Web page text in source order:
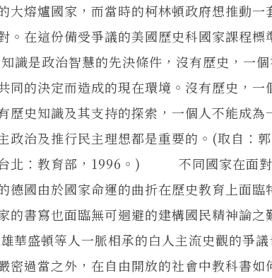
熔爐國家，而當時的柯林頓政府想推動一
。在這份備受爭議的美國歷史科國家課程標
是政治智慧的先決條件，沒有歷史，一個
的決定而造成的現在環境。沒有歷史，一
史知識及其支持的探索，一個人不能成為
政治及推行民主理想都是重要的。(取自：
北：教育部，1996。) 不同國家在面
國由於國家命運的曲折在歷史教育上面臨
書寫也面臨無可迴避的建構國民精神論之
華盛頓等人一脈相承的白人主流史觀的爭
密過當之外，在自由開放的社會中教科書如